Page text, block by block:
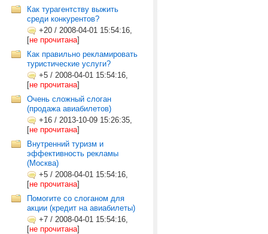
Как турагентству выжить
среди конкурентов?
+20 / 2008-04-01 15:54:16,
[не прочитана]
Как правильно рекламировать
туристические услуги?
+5 / 2008-04-01 15:54:16,
[не прочитана]
Очень сложный слоган
(продажа авиабилетов)
+16 / 2013-10-09 15:26:35,
[не прочитана]
Внутренний туризм и
эффективность рекламы
(Москва)
+5 / 2008-04-01 15:54:16,
[не прочитана]
Помогите со слоганом для
акции (кредит на авиабилеты)
+7 / 2008-04-01 15:54:16,
[не прочитана]